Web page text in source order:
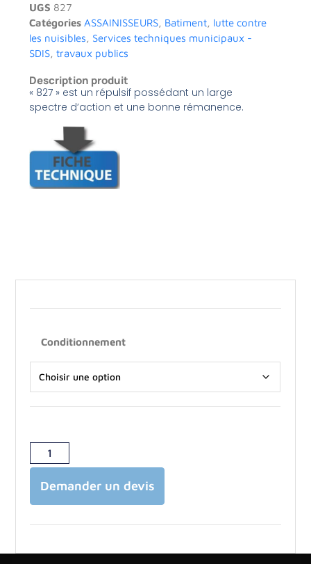
UGS 827
Catégories ASSAINISSEURS, Batiment, lutte contre
les nuisibles, Services techniques municipaux -
SDIS,travaux publics
Description produit
« 827 » est un répulsif possédant un large
spectre d’action et une bonne rémanence.
Conditionnement
Demander un devis